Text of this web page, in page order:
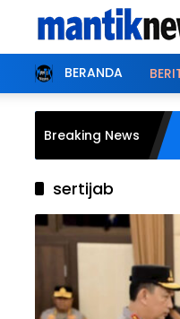
BERANDA
Breaking News
sertijab